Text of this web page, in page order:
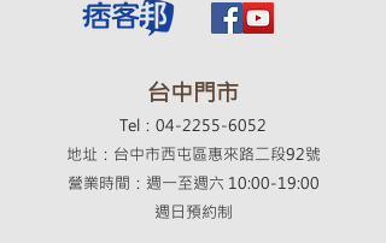
​台中門市
Tel：04-2255-6052
地址：台中市西屯區惠來路二段92號
營業時間：週一至週六 10:00-19:00
​週日預約制